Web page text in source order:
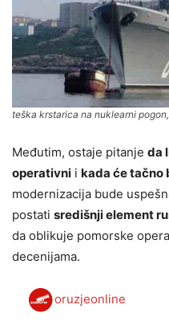
teška krstarica na nuklearni
Međutim, ostaje pitanje da
operativni i kada će tačno
modernizacija bude
postati središnji element
da oblikuje pomorske
decenijama.
oruzjeonline